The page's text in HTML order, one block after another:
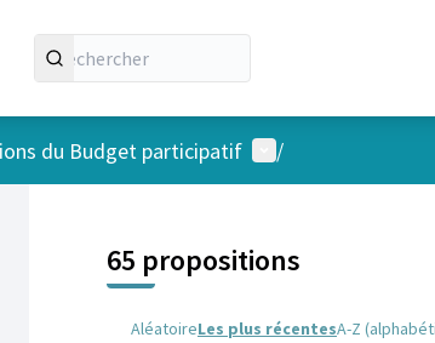
du Budget participatif Menu utilisateur
/
65 propositions
AléatoireLes plus récentesA-Z